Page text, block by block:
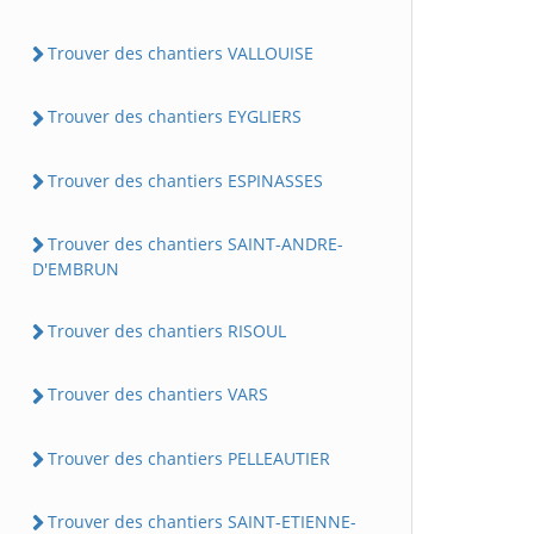
Trouver des chantiers VALLOUISE
Trouver des chantiers EYGLIERS
Trouver des chantiers ESPINASSES
Trouver des chantiers SAINT-ANDRE-
D'EMBRUN
Trouver des chantiers RISOUL
Trouver des chantiers VARS
Trouver des chantiers PELLEAUTIER
Trouver des chantiers SAINT-ETIENNE-